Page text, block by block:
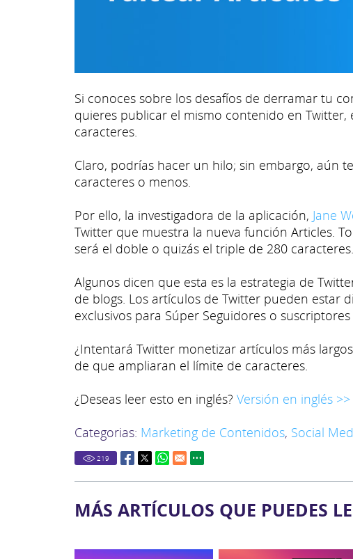
Si conoces sobre los desafíos de derramar tu
quieres publicar el mismo contenido en
caracteres.
Claro, podrías hacer un hilo; sin embargo, aún
caracteres o menos.
Por ello, la investigadora de la aplicación, Jane
Twitter que muestra la nueva función Articles.
será el doble o quizás el triple de 280 caracteres.
Algunos dicen que esta es la estrategia de
de blogs. Los artículos de Twitter pueden estar
exclusivos para Súper Seguidores o
¿Intentará Twitter monetizar artículos más
de que ampliaran el límite de caracteres.
¿Deseas leer esto en inglés? Versión en inglés >>
Categorias: Marketing de Contenidos, Social
219
MÁS ARTÍCULOS QUE PUEDES